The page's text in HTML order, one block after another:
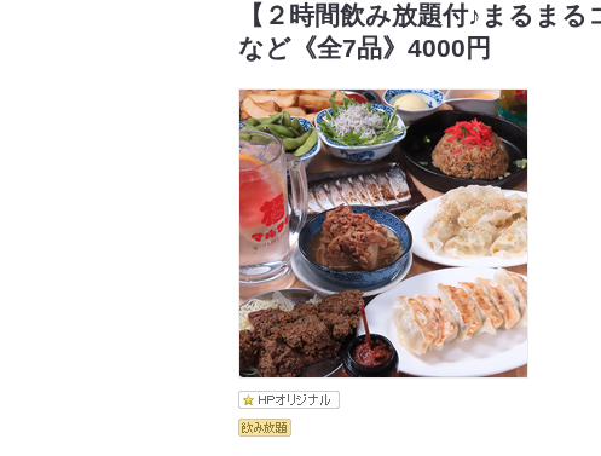
【２時間飲み放題付♪まるま
など《全7品》4000円